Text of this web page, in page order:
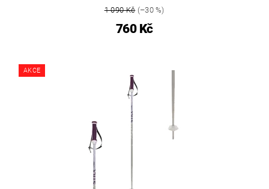
1 090 Kč(–30 %)
760 Kč
AKCE